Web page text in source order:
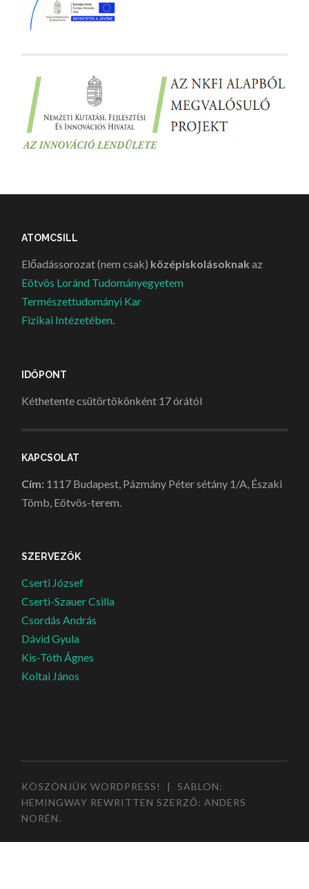
ATOMCSILL
Előadássorozat (nem csak) középiskolásoknak az
Eötvös Loránd Tudományegyetem
Természettudományi Kar
Fizikai Intézetében.
IDŐPONT
Kéthetente csütörtökönként 17 órától
KAPCSOLAT
Cím: 1117 Budapest, Pázmány Péter sétány 1/A, Északi
Tömb, Eötvös-terem.
SZERVEZŐK
Cserti József
Cserti-Szauer Csilla
Csordás András
Dávid Gyula
Kis-Tóth Ágnes
Koltai János
KÖSZÖNJÜK WORDPRESS! |
SABLON:
HEMINGWAY REWRITTEN SZERZŐ:ANDERS
NORÉN.